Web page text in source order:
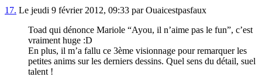
17. Le jeudi 9 février 2012, 09:33 par Ouaicestpasfaux
Toad qui dénonce Mariole “Ayou, il n’aime pas le fun”, c’est
vraiment huge :D
En plus, il m’a fallu ce 3ème visionnage pour remarquer les
petites anims sur les derniers dessins. Quel sens du détail, suel
talent !